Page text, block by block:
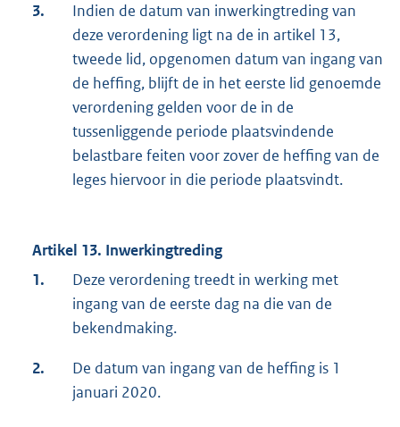
3.
Indien de datum van inwerkingtreding van
deze verordening ligt na de in artikel 13,
tweede lid, opgenomen datum van ingang van
de heffing, blijft de in het eerste lid genoemde
verordening gelden voor de in de
tussenliggende periode plaatsvindende
belastbare feiten voor zover de heffing van de
leges hiervoor in die periode plaatsvindt.
Artikel 13. Inwerkingtreding
1.
Deze verordening treedt in werking met
ingang van de eerste dag na die van de
bekendmaking.
2.
De datum van ingang van de heffing is 1
januari 2020.